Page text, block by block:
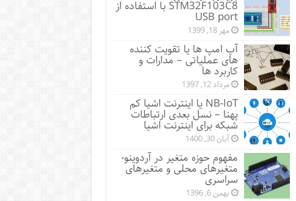
STM32F103C8 با استفاده از
USB port
مهر 18, 1399
آپ امپ ها یا تقویت کننده
های عملیاتی – مدارات و
کاربرد ها
مرداد 12, 1397
NB-IoT یا اینترنت اشیا کم
پهنا – نسل بعدی ارتباطات
شبکه برای اینترنت اشیا
آبان 30, 1400
مفهوم حوزه متغیر در آردوینو-
متغیرهای محلی و متغیرهای
سراسری
بهمن 6, 1396